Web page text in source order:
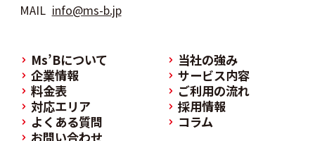
MAIL info@ms-b.jp
Ms’Bについて
当社の強み
企業情報
サービス内容
料金表
ご利用の流れ
対応エリア
採用情報
よくある質問
コラム
お問い合わせ